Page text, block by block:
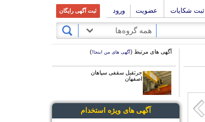
ثبت شکایات عضویت ورود ثبت آگهی رایگان
همه گروه‌ها
آگهی های مرتبط (آگهی های من اینجا!)
جرثقیل سقفی سپاهان
اصفهان
آگهی های ویژه استخدام